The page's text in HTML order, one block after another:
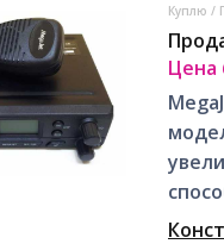
Куплю /
Цена